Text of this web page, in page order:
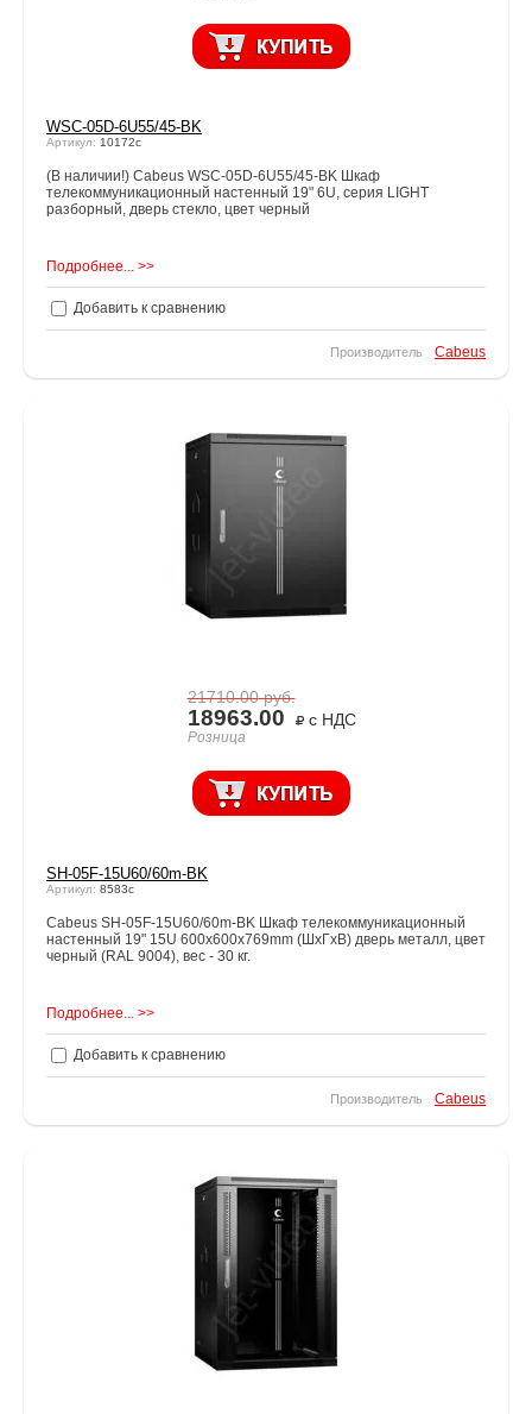
WSC-05D-6U55/45-BK
Артикул: 10172c
(В наличии!) Cabeus WSC-05D-6U55/45-BK Шкаф
телекоммуникационный настенный 19" 6U, серия LIGHT
разборный, дверь стекло, цвет черный
Подробнее... >>
Добавить к сравнению
Производитель Cabeus
21710.00руб.
18963.00 с НДС
Розница
SH-05F-15U60/60m-BK
Артикул: 8583c
Cabeus SH-05F-15U60/60m-BK Шкаф телекоммуникационный
настенный 19" 15U 600x600x769mm (ШхГхВ) дверь металл, цвет
черный (RAL 9004), вес - 30 кг.
Подробнее... >>
Добавить к сравнению
Производитель Cabeus